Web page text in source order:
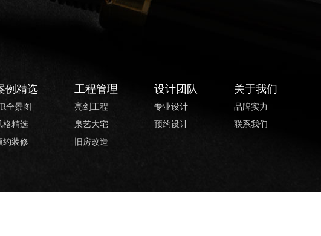
例精选
全景图
格精选
约装修
工程管理
亮剑工程
泉艺大宅
旧房改造
设计团队
专业设计
预约设计
关于我们
品牌实力
联系我们